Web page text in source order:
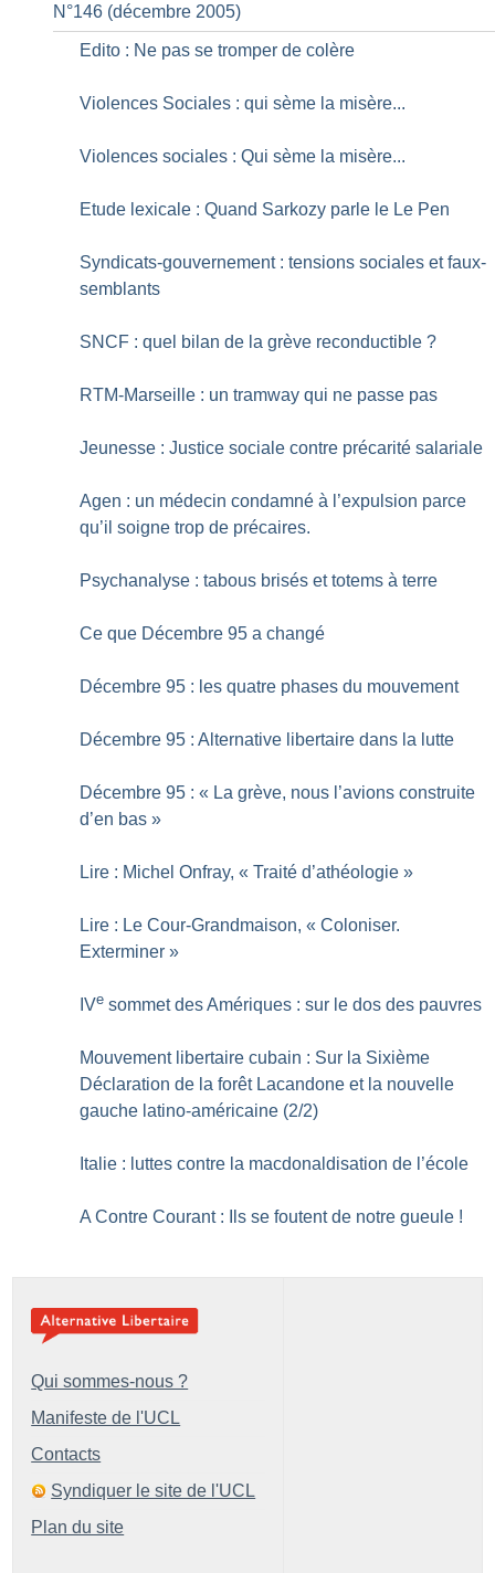
N°146 (décembre 2005)
Edito : Ne pas se tromper de colère
Violences Sociales : qui sème la misère...
Violences sociales : Qui sème la misère...
Etude lexicale : Quand Sarkozy parle le Le Pen
Syndicats-gouvernement : tensions sociales et faux-
semblants
SNCF : quel bilan de la grève reconductible ?
RTM-Marseille : un tramway qui ne passe pas
Jeunesse : Justice sociale contre précarité salariale
Agen : un médecin condamné à l’expulsion parce
qu’il soigne trop de précaires.
Psychanalyse : tabous brisés et totems à terre
Ce que Décembre 95 a changé
Décembre 95 : les quatre phases du mouvement
Décembre 95 : Alternative libertaire dans la lutte
Décembre 95 : « La grève, nous l’avions construite
d’en bas »
Lire : Michel Onfray, « Traité d’athéologie »
Lire : Le Cour-Grandmaison, « Coloniser.
Exterminer »
IVe sommet des Amériques : sur le dos des pauvres
Mouvement libertaire cubain : Sur la Sixième
Déclaration de la forêt Lacandone et la nouvelle
gauche latino-américaine (2/2)
Italie : luttes contre la macdonaldisation de l’école
A Contre Courant : Ils se foutent de notre gueule !
Qui sommes-nous ?
Manifeste de l'UCL
Contacts
Syndiquer le site de l'UCL
Plan du site